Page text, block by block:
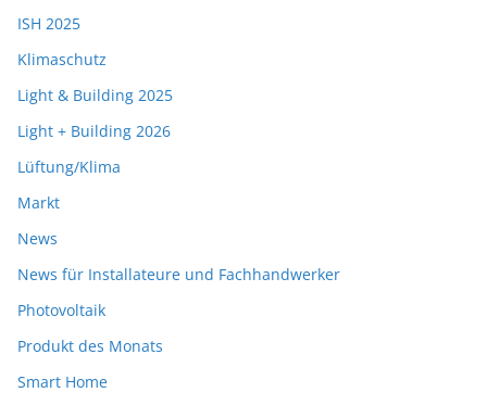
ISH 2025
Klimaschutz
Light & Building 2025
Light + Building 2026
Lüftung/Klima
Markt
News
News für Installateure und Fachhandwerker
Photovoltaik
Produkt des Monats
Smart Home